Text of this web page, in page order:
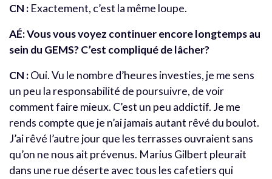
CN : Exactement, c’est la même loupe.
AÉ: Vous vous voyez continuer encore longtemps au
sein du GEMS? C’est compliqué de lâcher?
CN :Oui. Vu le nombre d’heures investies, je me sens
un peu la responsabilité de poursuivre, de voir
comment faire mieux. C’est un peu addictif. Je me
rends compte que je n’ai jamais autant rêvé du boulot.
J’ai rêvé l’autre jour que les terrasses ouvraient sans
qu’on ne nous ait prévenus. Marius Gilbert pleurait
dans une rue déserte avec tous les cafetiers qui